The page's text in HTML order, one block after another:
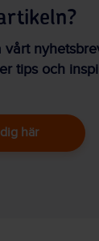
vårt
tips och
här